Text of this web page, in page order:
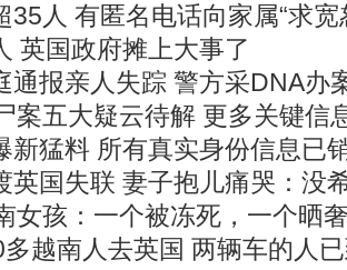
35人 有匿名电话向家属“求宽
英国政府摊上大事了
通报亲人失踪 警方采DNA办
案五大疑云待解 更多关键信
新猛料 所有真实身份信息已
英国失联 妻子抱儿痛哭：没
女孩：一个被冻死，一个晒
越南人去英国 两辆车的人